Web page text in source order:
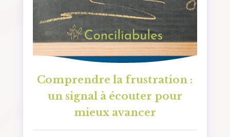
Comprendre la frustration :
un signal à écouter pour
mieux avancer